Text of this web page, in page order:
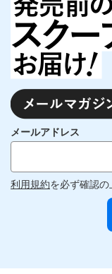
メールアドレス
利用規約を必ず確認の